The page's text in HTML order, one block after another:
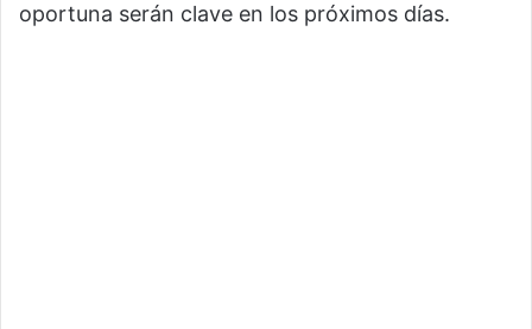
oportuna serán clave en los próximos días.